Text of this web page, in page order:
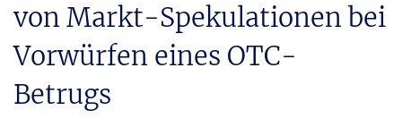
von Markt-Spekulationen bei
Vorwürfen eines OTC-
Betrugs